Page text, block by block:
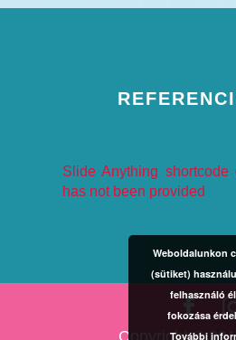
Slide Anything
has not been provided
Copyright ©
Weboldalunkon
(sütiket)
felhasználó
fokozása
További